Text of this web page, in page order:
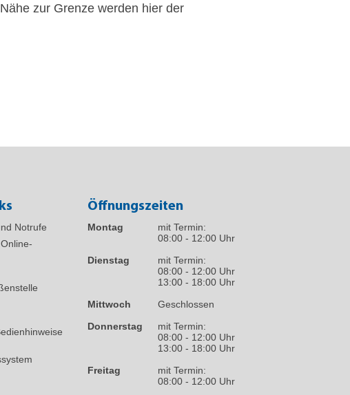
zur Grenze werden hier der
Notrufe
Öffnungszeiten
Montag
mit Termin:
08:00 - 12:00 Uhr
Dienstag
mit Termin:
08:00 - 12:00 Uhr
13:00 - 18:00 Uhr
Mittwoch
Geschlossen
Donnerstag
mit Termin:
08:00 - 12:00 Uhr
13:00 - 18:00 Uhr
Freitag
mit Termin:
08:00 - 12:00 Uhr